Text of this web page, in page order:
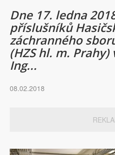
Dne 17. ledna
příslušníků
záchranného
(HZS hl. m.
Ing...
08.02.2018